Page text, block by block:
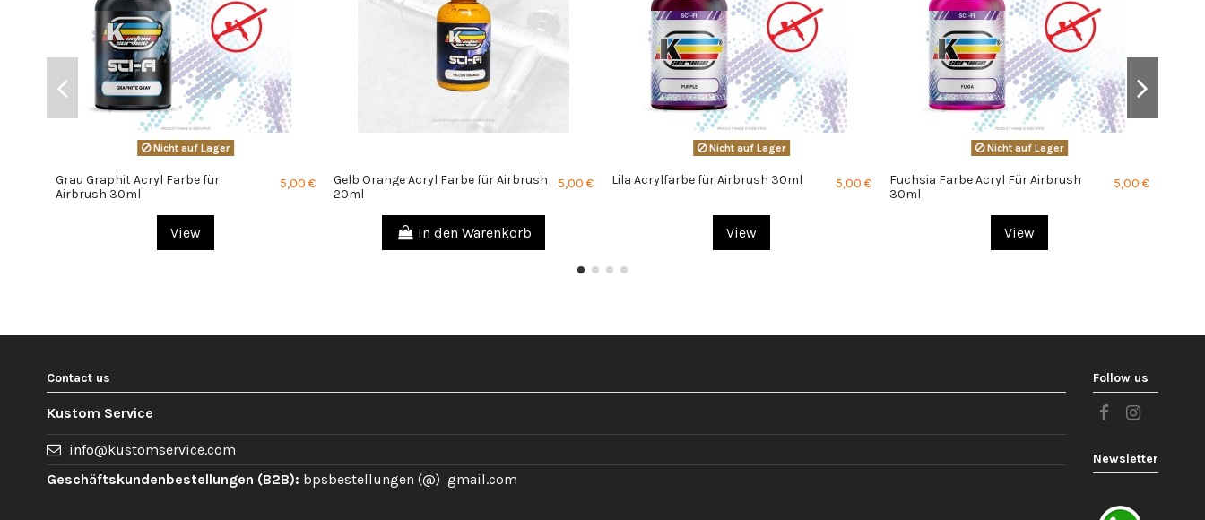
Nicht auf Lager
Grau Graphit Acryl Farbe für
Airbrush 30ml
5,00 €
View
Gelb Orange Acryl Farbe für Airbrush
20ml
5,00 €
In den Warenkorb
Nicht auf Lager
Lila Acrylfarbe für Airbrush 30ml 5,00 €
View
Nicht auf Lager
Fuchsia Farbe Acryl Für Airbrush
30ml
5,00 €
View
Contact us
Kustom Service
info@kustomservice.com
Geschäftskundenbestellungen (B2B): bpsbestellungen (@) gmail.com
Follow us
Newsletter